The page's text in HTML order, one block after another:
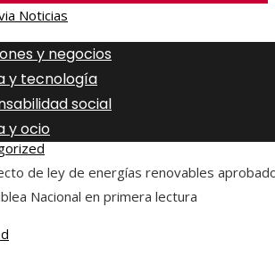
y negocios
y tecnología
social
y ocio
de ley de energías renovables
Nacional en primera lectura